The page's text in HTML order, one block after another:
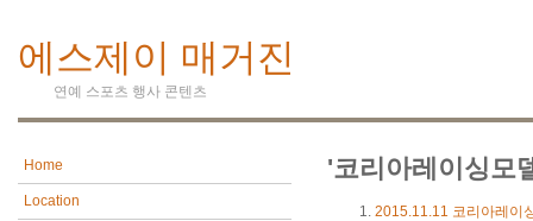
에스제이 매거진
연예 스포츠 행사 콘텐츠
Home
Location
'코리아레이싱모
2015.11.11 코리아레이